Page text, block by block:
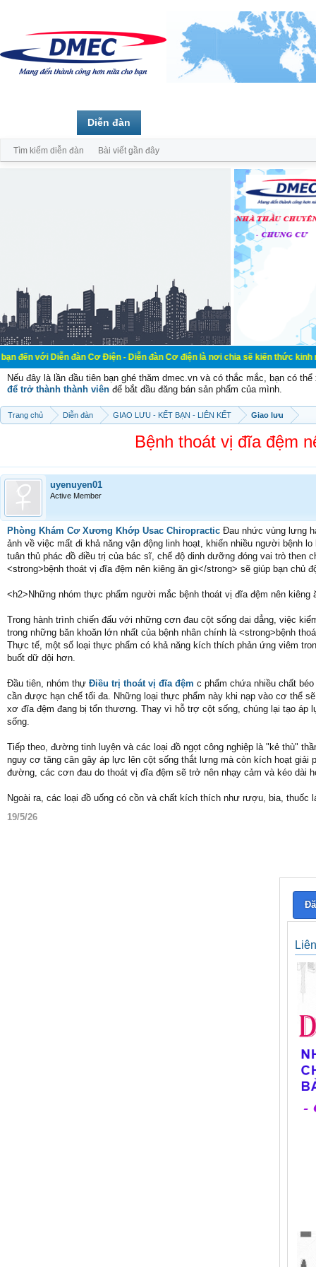
Diễn đàn Cơ Điện - Diễn đàn Cơ điện là nơi chia sẽ kiến thức kinh
Nếu đây là lần đầu tiên bạn ghé thăm dmec.vn và có thắc mắc, bạn có
để trở thành thành viên để bắt đầu đăng bán sản phẩm của mình.
Trang chủ Diễn đàn GIAO LƯU - KẾT BẠN - LIÊN KẾT Giao lưu
Bệnh thoát vị đĩa đệm
uyenuyen01
Active Member
Phòng Khám Cơ Xương Khớp Usac Chiropractic Đau nhức vùng lưng
ảnh về việc mất đi khả năng vận động linh hoạt, khiến nhiều người bệnh
tuân thủ phác đồ điều trị của bác sĩ, chế độ dinh dưỡng đóng vai trò
<strong>bệnh thoát vị đĩa đệm nên kiêng ăn gì</strong> sẽ giúp bạn chủ
<h2>Những nhóm thực phẩm người mắc bệnh thoát vị đĩa đệm nên kiêng
Trong hành trình chiến đấu với những cơn đau cột sống dai dẳng, việc
trong những băn khoăn lớn nhất của bệnh nhân chính là <strong>bệnh
Thực tế, một số loại thực phẩm có khả năng kích thích phản ứng viêm
buốt dữ dội hơn.
Đầu tiên, nhóm thự Điều trị thoát vị đĩa đệm c phẩm chứa nhiều chất
cần được hạn chế tối đa. Những loại thực phẩm này khi nạp vào cơ thể
xơ đĩa đệm đang bị tổn thương. Thay vì hỗ trợ cột sống, chúng lại tạo
sống.
Tiếp theo, đường tinh luyện và các loại đồ ngọt công nghiệp là "kẻ thù"
nguy cơ tăng cân gây áp lực lên cột sống thắt lưng mà còn kích hoạt
đường, các cơn đau do thoát vị đĩa đệm sẽ trở nên nhạy cảm và kéo dài
Ngoài ra, các loại đồ uống có cồn và chất kích thích như rượu, bia, thuốc
19/5/26
Diễn đàn
Tìm kiếm diễn đàn Bài viết gần đây